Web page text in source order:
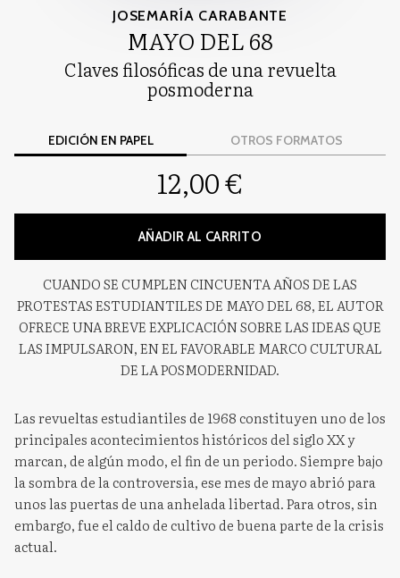
JOSEMARÍA CARABANTE
MAYO DEL 68
Claves filosóficas de una revuelta
posmoderna
EDICIÓN EN PAPEL OTROS FORMATOS
12,00 €
AÑADIR AL CARRITO
CUANDO SE CUMPLEN CINCUENTA AÑOS DE LAS
PROTESTAS ESTUDIANTILES DE MAYO DEL 68, EL AUTOR
OFRECE UNA BREVE EXPLICACIÓN SOBRE LAS IDEAS QUE
LAS IMPULSARON, EN EL FAVORABLE MARCO CULTURAL
DE LA POSMODERNIDAD.
Las revueltas estudiantiles de 1968 constituyen uno de los
principales acontecimientos históricos del siglo XX y
marcan, de algún modo, el fin de un periodo. Siempre bajo
la sombra de la controversia, ese mes de mayo abrió para
unos las puertas de una anhelada libertad. Para otros, sin
embargo, fue el caldo de cultivo de buena parte de la crisis
actual.